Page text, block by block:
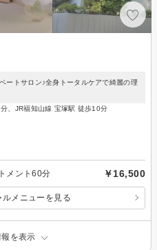
ートサロン♪全身トータルケアで綺麗の理
、JR福知山線 宝塚駅 徒歩10分
メント60分 ￥16,500
メニューを見る
を表示